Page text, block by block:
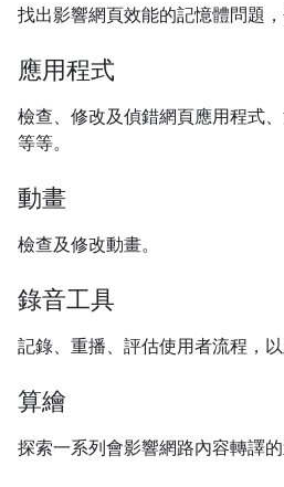
找出影響網頁效能的記憶體問題，
應用程式
檢查、修改及偵錯網頁應用程式
等等。
動畫
檢查及修改動畫。
錄音工具
記錄、重播、評估使用者流程，以
算繪
探索一系列會影響網路內容轉譯的